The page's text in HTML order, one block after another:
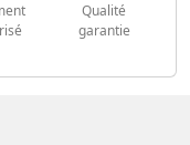
Qualité
garantie